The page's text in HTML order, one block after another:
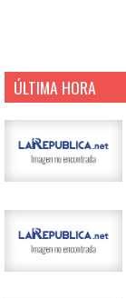
ÚLTIMA HORA